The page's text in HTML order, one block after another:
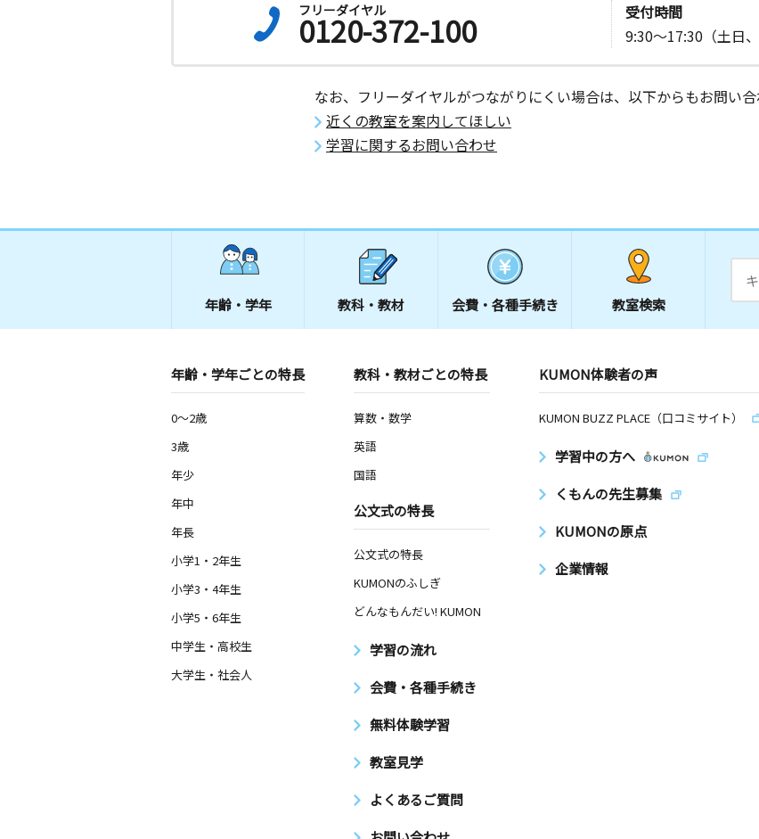
フリーダイヤル
0120-372-100
受付時間
9:30～17:30（土日、
なお、フリーダイヤルがつながりにくい場合は、以下からもお問い合
近くの教室を案内してほしい
学習に関するお問い合わせ
年齢・学年 教科・教材 会費・ 各種手続き 教室検索
年齢・学年ごとの特長
0～2歳
3歳
年少
年中
年長
小学1・2年生
小学3・4年生
小学5・6年生
中学生・高校生
大学生・社会人
教科・教材ごとの特長
算数・数学
英語
国語
公文式の特長
公文式の特長
KUMONのふしぎ
どんなもんだい! KUMON
学習の流れ
会費・各種手続き
無料体験学習
教室見学
よくあるご質問
KUMON体験者の声
KUMON BUZZ PLACE（口コミサイト）
学習中の方へ
くもんの先生募集
KUMONの原点
企業情報